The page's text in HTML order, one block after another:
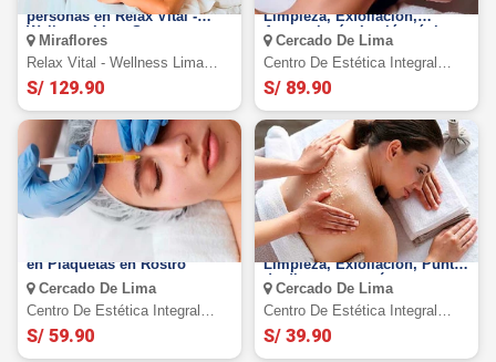
personas en Relax Vital -
Wellness Lima Spa
Miraflores.
Miraflores
Relax Vital - Wellness Lima
Spa Miraflores
S/ 129.90
Limpieza, Exfoliación,
Aparatología, Loción tónica y
más
Cercado De Lima
Centro De Estética Integral
Elein
S/ 89.90
en Plaquetas en Rostro
Cercado De Lima
Centro De Estética Integral
Elein
S/ 59.90
Exfoliación de espalda:
Limpieza, Exfoliación, Punta
de diamante y más
Cercado De Lima
Centro De Estética Integral
Elein
S/ 39.90